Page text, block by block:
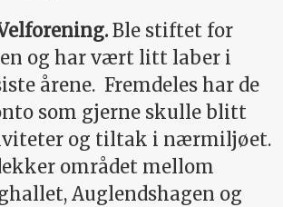
Ble stiftet for
og har vært litt laber i
årene. Fremdeles har de
som gjerne skulle blitt
og tiltak i nærmiljøet.
området mellom
Auglendshagen og